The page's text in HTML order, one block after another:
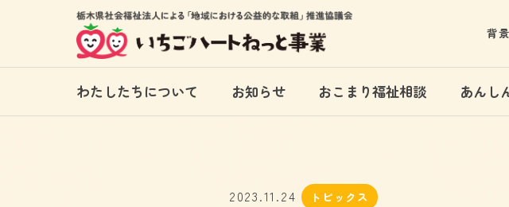
背
わたしたちについて お知らせ おこまり福祉相談 あんし
2023.11.24 トピックス